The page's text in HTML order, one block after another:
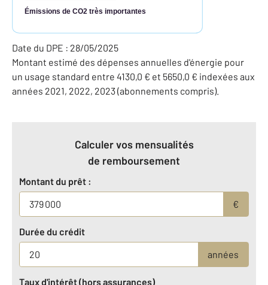
Émissions de CO2 très importantes
Date du DPE : 28/05/2025
Montant estimé des dépenses annuelles d'énergie pour
un usage standard entre 4130,0 € et 5650,0 € indexées aux
années 2021, 2022, 2023 (abonnements compris).
Calculer vos mensualités
de remboursement
Montant du prêt :
€
Durée du crédit
années
Taux d'intérêt (hors assurances)